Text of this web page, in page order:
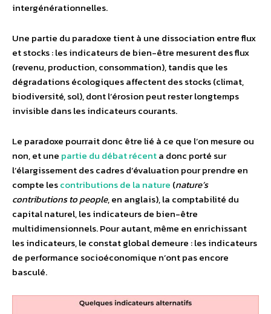
intergénérationnelles.
Une partie du paradoxe tient à une dissociation entre flux
et stocks : les indicateurs de bien-être mesurent des flux
(revenu, production, consommation), tandis que les
dégradations écologiques affectent des stocks (climat,
biodiversité, sol), dont l’érosion peut rester longtemps
invisible dans les indicateurs courants.
Le paradoxe pourrait donc être lié à ce que l’on mesure ou
non, et une partie du débat récenta donc porté sur
l’élargissement des cadres d’évaluation pour prendre en
compte lescontributions de la nature (nature’s
contributions to people, en anglais), la comptabilité du
capital naturel, les indicateurs de bien-être
multidimensionnels. Pour autant, même en enrichissant
les indicateurs, le constat global demeure : les indicateurs
de performance socioéconomique n’ont pas encore
basculé.